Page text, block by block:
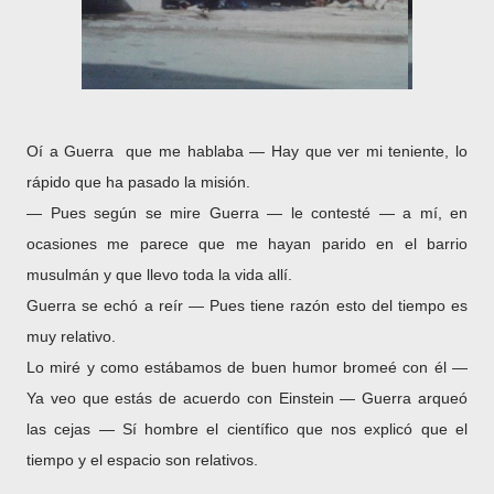
Oí a Guerra que me hablaba ― Hay que ver mi teniente, lo
rápido que ha pasado la misión.
― Pues según se mire Guerra ― le contesté ― a mí, en
ocasiones me parece que me hayan parido en el barrio
musulmán y que llevo toda la vida allí.
Guerra se echó a reír ― Pues tiene razón esto del tiempo es
muy relativo.
Lo miré y como estábamos de buen humor bromeé con él ―
Ya veo que estás de acuerdo con Einstein ― Guerra arqueó
las cejas ― Sí hombre el científico que nos explicó que el
tiempo y el espacio son relativos.